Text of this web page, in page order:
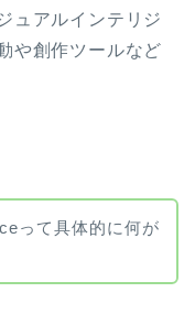
ュアルインテリジ
や創作ツールなど
って具体的に何が